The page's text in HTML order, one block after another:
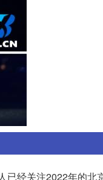
已经关注2022年的北